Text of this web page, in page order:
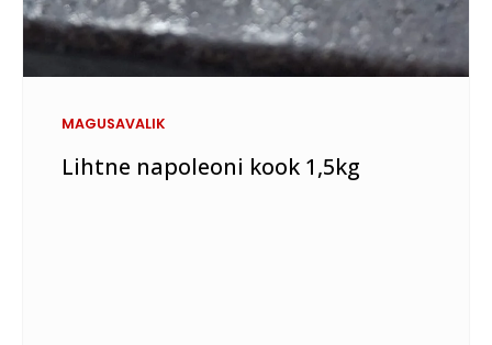
MAGUSAVALIK
Lihtne napoleoni kook 1,5kg